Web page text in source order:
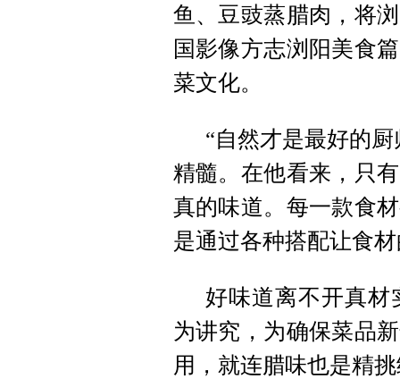
鱼、豆豉蒸腊肉，将
国影像方志浏阳美食
菜文化。
“自然才是最好的
精髓。在他看来，只
真的味道。每一款食
是通过各种搭配让食
好味道离不开真
为讲究，为确保菜品
用，就连腊味也是精